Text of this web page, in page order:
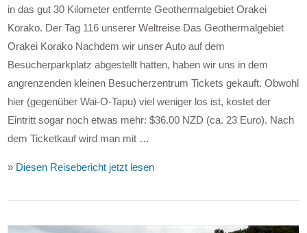
in das gut 30 Kilometer entfernte Geothermalgebiet Orakei
Korako. Der Tag 116 unserer Weltreise Das Geothermalgebiet
Orakei Korako Nachdem wir unser Auto auf dem
Besucherparkplatz abgestellt hatten, haben wir uns in dem
angrenzenden kleinen Besucherzentrum Tickets gekauft. Obwohl
hier (gegenüber Wai-O-Tapu) viel weniger los ist, kostet der
Eintritt sogar noch etwas mehr: $36.00 NZD (ca. 23 Euro). Nach
dem Ticketkauf wird man mit …
» Diesen Reisebericht jetzt lesen